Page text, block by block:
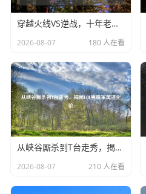
穿越火线VS逆战，十年老玩家深度对比，究竟哪个更值得入坑？
2026-08-07 180 人在看
从峡谷厮杀到T台走秀，揭秘LOL男模审美进化论
2026-08-07 210 人在看